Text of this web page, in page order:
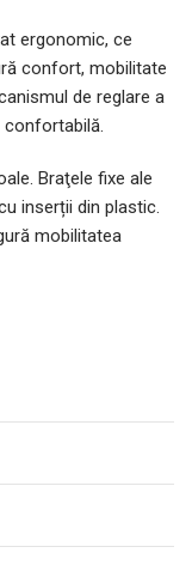
ergonomic, ce
confort, mobilitate
de reglare a
Braţele fixe ale
inserții din plastic.
mobilitatea